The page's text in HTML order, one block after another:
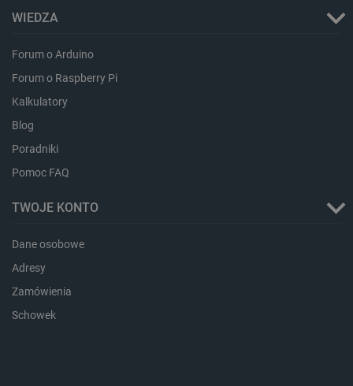
WIEDZA
Forum o Arduino
Forum o Raspberry Pi
Kalkulatory
Blog
Poradniki
Pomoc FAQ
TWOJE KONTO
Dane osobowe
Adresy
Zamówienia
Schowek